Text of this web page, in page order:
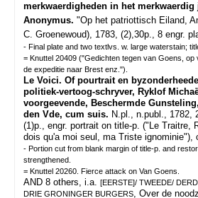
merkwaerdigheden in het merkwaerdig
Anonymus. "Op het patriottisch Eiland,
C. Groenewoud), 1783, (2),30p., 8 engr.
- Final plate and two textlvs. w. large waterstain;
= Knuttel 20409 ("Gedichten tegen van Goens, op
de expeditie naar Brest enz.").
Le Voici. Of pourtrait en
politiek-vertoog-schryver, Ryklof
voorgeevende, Beschermde
den Vde, cum suis. N.pl., n.publ., 1782,
(1)p., engr. portrait on title-p. ("Le Traitre,
dois qu'a moi seul, ma Triste ignominie"),
- Portion cut from blank margin of title-p. and
strengthened.
= Knuttel 20260. Fierce attack on Van Goens.
AND 8 others, i.a. [EERSTE]/ TWEEDE/
DRIE GRONINGER BURGERS, Over de